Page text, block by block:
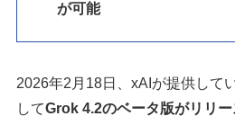
が可能
2026年2月18日、xAIが提供して
してGrok 4.2のベータ版がリリー